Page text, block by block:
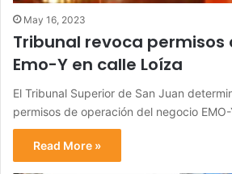
May 16, 2023
Tribunal revoca permisos
Emo-Y en calle Loíza
El Tribunal Superior de San Juan
permisos de operación del negocio
Read More »